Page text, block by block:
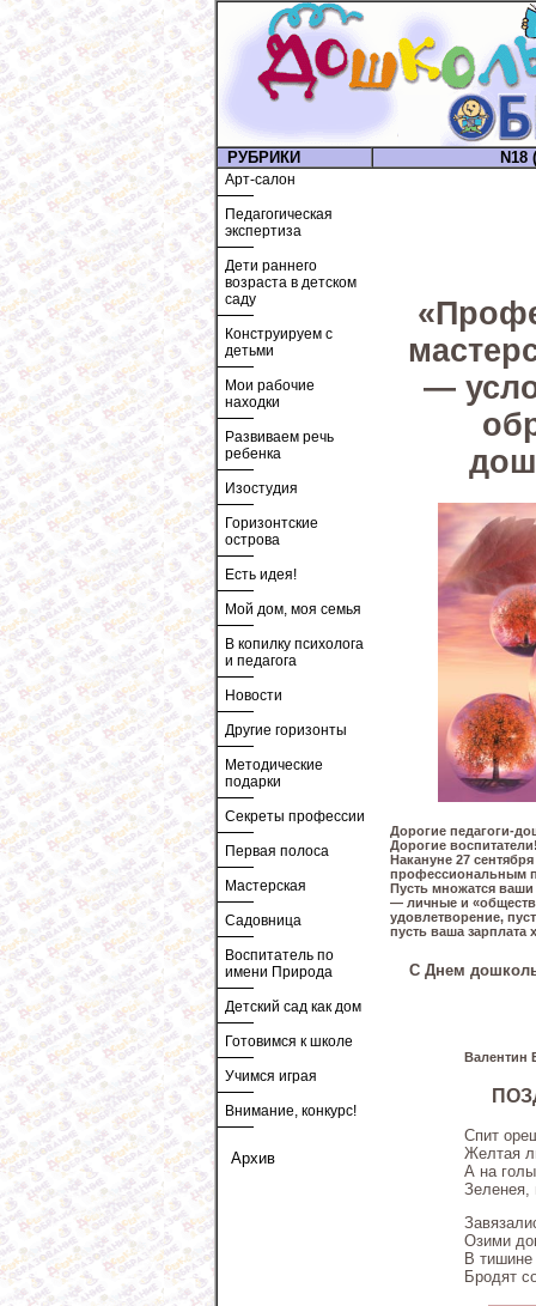
РУБРИКИ N18
Арт-салон
Педагогическая
экспертиза
Дети раннего
возраста в детском
саду
Конструируем с
детьми
Мои рабочие
находки
Развиваем речь
ребенка
Изостудия
Горизонтские
острова
Есть идея!
Мой дом, моя семья
В копилку психолога
и педагога
Новости
Другие горизонты
Методические
подарки
Секреты профессии
Первая полоса
Мастерская
Садовница
Воспитатель по
имени Природа
Детский сад как дом
Готовимся к школе
Учимся играя
Внимание, конкурс!
Архив
—
Дорогие педагоги-
Дорогие
Накануне 27
профессиональным
Пусть множатся
— личные и
удовлетворение,
пусть ваша зарплата
С Днем
Валентин
Спит
Желтая
А на
Зеленея,
Озими
В тишине
Бродят